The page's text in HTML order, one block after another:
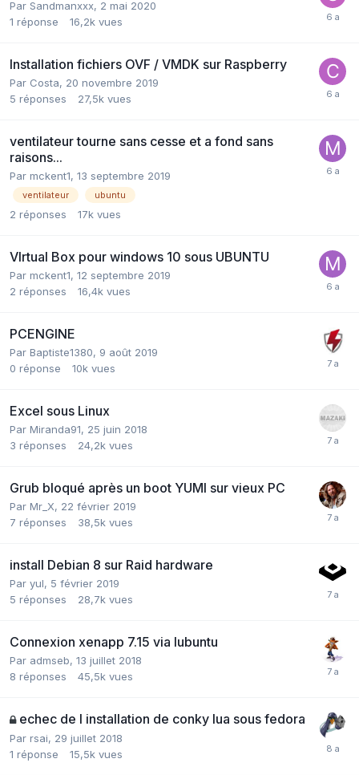
Par Sandmanxxx, 2 mai 2020
1 réponse 16,2k vues
Installation fichiers OVF / VMDK sur Raspberry
Par Costa, 20 novembre 2019
5 réponses 27,5k vues
ventilateur tourne sans cesse et a fond sans
raisons...
Par mckent1, 13 septembre 2019
ventilateur ubuntu
2 réponses 17k vues
VIrtual Box pour windows 10 sous UBUNTU
Par mckent1, 12 septembre 2019
2 réponses 16,4k vues
PCENGINE
Par Baptiste1380, 9 août 2019
0 réponse 10k vues
Excel sous Linux
Par Miranda91, 25 juin 2018
3 réponses 24,2k vues
Grub bloqué après un boot YUMI sur vieux PC
Par Mr_X, 22 février 2019
7 réponses 38,5k vues
install Debian 8 sur Raid hardware
Par yul, 5 février 2019
5 réponses 28,7k vues
Connexion xenapp 7.15 via lubuntu
Par admseb, 13 juillet 2018
8 réponses 45,5k vues
echec de l installation de conky lua sous fedora
Par rsai, 29 juillet 2018
1 réponse 15,5k vues